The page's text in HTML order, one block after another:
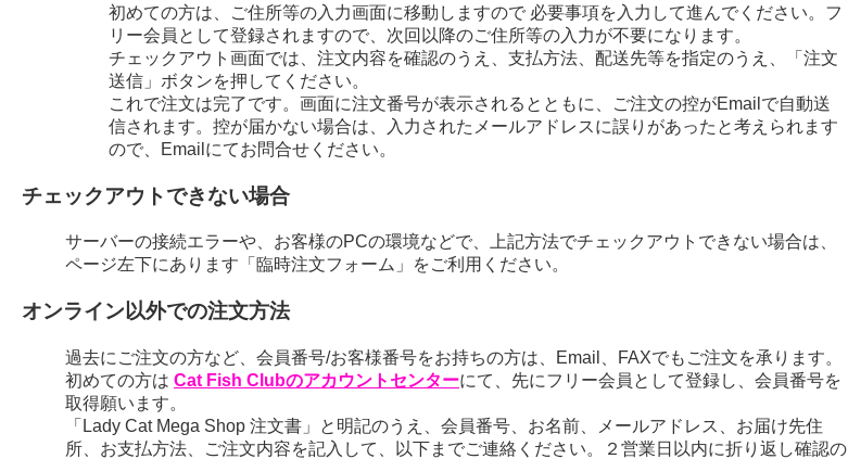
初めての方は、ご住所等の入力画面に移動しますので 必要事項を入力して進んでください。フ
リー会員として登録されますので、次回以降のご住所等の入力が不要になります。
チェックアウト画面では、注文内容を確認のうえ、支払方法、配送先等を指定のうえ、「注文
送信」ボタンを押してください。
これで注文は完了です。画面に注文番号が表示されるとともに、ご注文の控がEmailで自動送
信されます。控が届かない場合は、入力されたメールアドレスに誤りがあったと考えられます
ので、Emailにてお問合せください。
チェックアウトできない場合
サーバーの接続エラーや、お客様のPCの環境などで、上記方法でチェックアウトできない場合は、
ページ左下にあります「臨時注文フォーム」をご利用ください。
オンライン以外での注文方法
過去にご注文の方など、会員番号/お客様番号をお持ちの方は、Email、FAXでもご注文を承ります。
初めての方は Cat Fish Clubのアカウントセンターにて、先にフリー会員として登録し、会員番号を
取得願います。
「Lady Cat Mega Shop 注文書」と明記のうえ、会員番号、お名前、メールアドレス、お届け先住
所、お支払方法、ご注文内容を記入して、以下までご連絡ください。２営業日以内に折り返し確認の